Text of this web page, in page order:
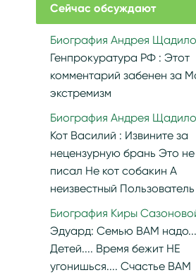
Сейчас обсуждают
Биография Андрея Щадило
Генпрокуратура РФ : Этот
комментарий забенен за
экстремизм
Биография Андрея Щадило
Кот Василий : Извините за
нецензурную брань Это
писал Не кот собакин А
неизвестный Пользователь
Биография Киры
Эдуард: Семью ВАМ надо...
Детей.... Время бежит НЕ
угонишься.... Счастье ВАМ